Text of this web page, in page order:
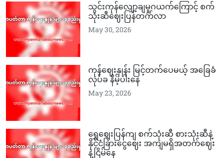
သွင်းကုန်လျော့ချမှုဂယက်ကြောင့် စက်
သုံးဆီဈေးပြန်တက်လာ
May 30, 2026
ကုန်ဈေးနှုန်း မြင့်တက်ပေမယ့် အခြေခံ
လုပ်ခ နိမ့်ပါးနေ
May 23, 2026
ရွှေဈေးပြန်ကျ စက်သုံးဆီ စားသုံးဆီနဲ့
နိုင်ငံခြားငွေဈေး အကျမရှိအတက်ဈေး
နဲ့ငြိမ်နေ